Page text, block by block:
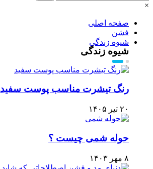
×
صفحه اصلی
فشن
شیوه زندگی
شیوه زندگی
رنگ تیشرت مناسب پوست سفید
۲۰ تیر ۱۴۰۵
حوله شمی چیست ؟
۸ مهر ۱۴۰۳